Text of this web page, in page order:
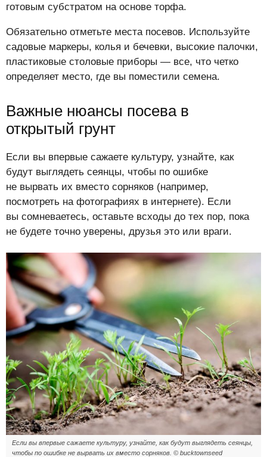
готовым субстратом на основе торфа.
Обязательно отметьте места посевов. Используйте
садовые маркеры, колья и бечевки, высокие палочки,
пластиковые столовые приборы — все, что четко
определяет место, где вы поместили семена.
Важные нюансы посева в
открытый грунт
Если вы впервые сажаете культуру, узнайте, как
будут выглядеть сеянцы, чтобы по ошибке
не вырвать их вместо сорняков (например,
посмотреть на фотографиях в интернете). Если
вы сомневаетесь, оставьте всходы до тех пор, пока
не будете точно уверены, друзья это или враги.
Если вы впервые сажаете культуру, узнайте, как будут выглядеть сеянцы,
чтобы по ошибке не вырвать их вместо сорняков. © bucktownseed